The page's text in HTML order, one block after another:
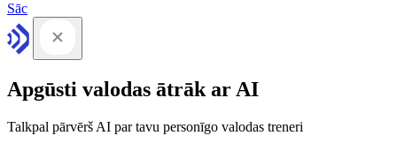
Sāc
Apgūsti valodas ātrāk ar AI
Talkpal pārvērš AI par tavu personīgo valodas treneri